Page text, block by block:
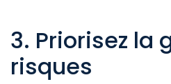
3. Priorisez la
risques